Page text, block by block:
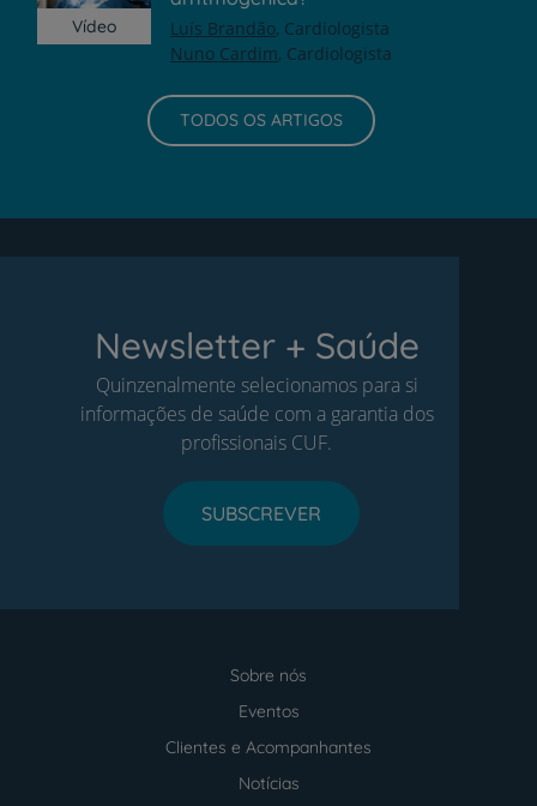
Vídeo Luís Brandão Cardiologista
Nuno Cardim Cardiologista
TODOS OS ARTIGOS
Newsletter + Saúde
Quinzenalmente selecionamos para si
informações de saúde com a garantia dos
profissionais CUF.
SUBSCREVER
Sobre nós
Eventos
Clientes e Acompanhantes
Notícias